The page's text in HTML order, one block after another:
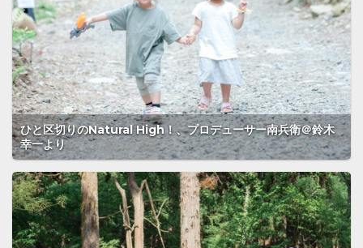
ひと区切りのNatural High！、プロデューサー南兵衛＠鈴木
幸一より